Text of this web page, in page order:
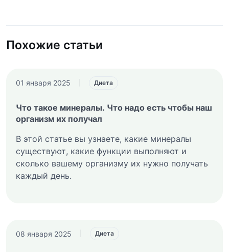
Похожие статьи
01 января 2025 Диета
Что такое минералы. Что надо есть чтобы наш
организм их получал
В этой статье вы узнаете, какие минералы
существуют, какие функции выполняют и
сколько вашему организму их нужно получать
каждый день.
08 января 2025 Диета